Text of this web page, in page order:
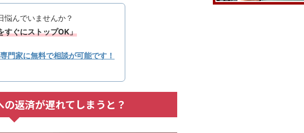
悩んでいませんか？
すぐにストップOK」
門家に無料で相談が可能です！
返済が遅れてしまうと？